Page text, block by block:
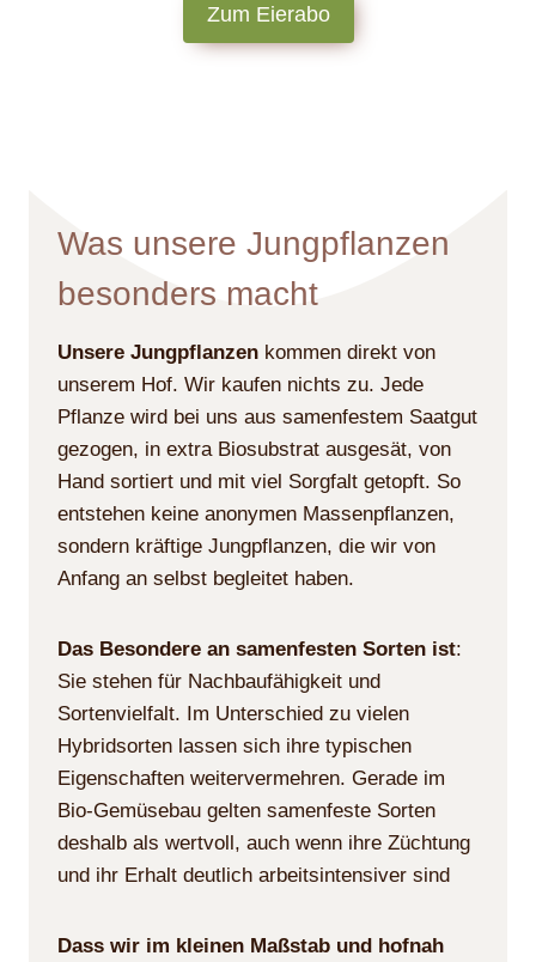
Zum Eierabo
Was unsere Jungpflanzen
besonders macht
Unsere Jungpflanzen kommen direkt von
unserem Hof. Wir kaufen nichts zu. Jede
Pflanze wird bei uns aus samenfestem Saatgut
gezogen, in extra Biosubstrat ausgesät, von
Hand sortiert und mit viel Sorgfalt getopft. So
entstehen keine anonymen Massenpflanzen,
sondern kräftige Jungpflanzen, die wir von
Anfang an selbst begleitet haben.
Das Besondere an samenfesten Sorten ist:
Sie stehen für Nachbaufähigkeit und
Sortenvielfalt. Im Unterschied zu vielen
Hybridsorten lassen sich ihre typischen
Eigenschaften weitervermehren. Gerade im
Bio-Gemüsebau gelten samenfeste Sorten
deshalb als wertvoll, auch wenn ihre Züchtung
und ihr Erhalt deutlich arbeitsintensiver sind
Dass wir im kleinen Maßstab und hofnah